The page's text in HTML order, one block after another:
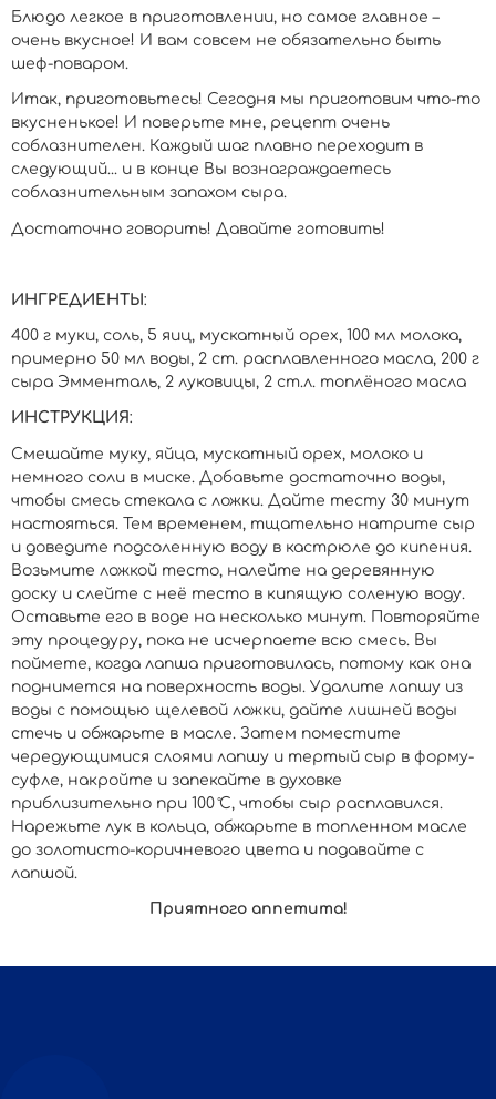
Блюдо легкое в приготовлении, но самое главное –
очень вкусное! И вам совсем не обязательно быть
шеф-поваром.
Итак, приготовьтесь! Сегодня мы приготовим что-то
вкусненькое! И поверьте мне, рецепт очень
соблазнителен. Каждый шаг плавно переходит в
следующий... и в конце Вы вознаграждаетесь
соблазнительным запахом сыра.
Достаточно говорить! Давайте готовить!
ИНГРЕДИЕНТЫ:
400 г муки, соль, 5 яиц, мускатный орех, 100 мл молока,
примерно 50 мл воды, 2 ст. расплавленного масла, 200 г
сыра Эмменталь, 2 луковицы, 2 ст.л. топлёного масла
ИНСТРУКЦИЯ:
Смешайте муку, яйца, мускатный орех, молоко и
немного соли в миске. Добавьте достаточно воды,
чтобы смесь стекала с ложки. Дайте тесту 30 минут
настояться. Тем временем, тщательно натрите сыр
и доведите подсоленную воду в кастрюле до кипения.
Возьмите ложкой тесто, налейте на деревянную
доску и слейте с неё тесто в кипящую соленую воду.
Оставьте его в воде на несколько минут. Повторяйте
эту процедуру, пока не исчерпаете всю смесь. Вы
поймете, когда лапша приготовилась, потому как она
поднимется на поверхность воды. Удалите лапшу из
воды с помощью щелевой ложки, дайте лишней воды
стечь и обжарьте в масле. Затем поместите
чередующимися слоями лапшу и тертый сыр в форму-
суфле, накройте и запекайте в духовке
приблизительно при 100 ̊C, чтобы сыр расплавился.
Нарежьте лук в кольца, обжарьте в топленном масле
до золотисто-коричневого цвета и подавайте с
лапшой.
Приятного аппетита!